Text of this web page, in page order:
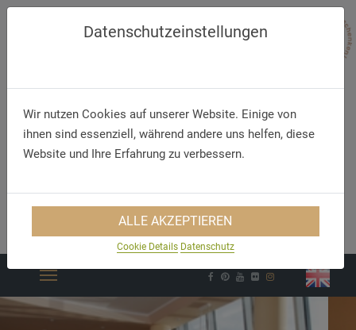
Telefon
+49 (25 05) 93 90 80
E-Mail
info@akzent-altenberge.de
Datenschutzeinstellungen
Wir nutzen Cookies auf unserer Website. Einige von
ihnen sind essenziell, während andere uns helfen, diese
Website und Ihre Erfahrung zu verbessern.
ALLE AKZEPTIEREN
Cookie Details Datenschutz